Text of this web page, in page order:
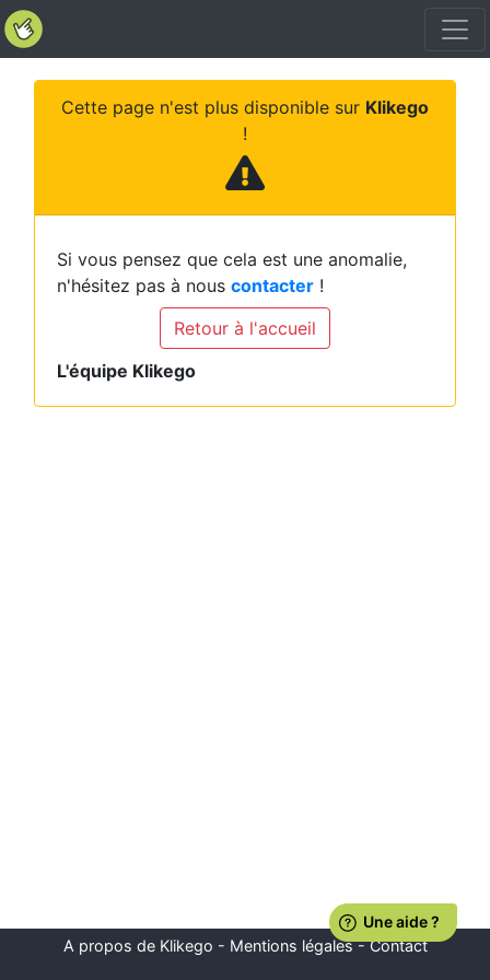
Cette page n'est plus disponible sur Klikego
!
Si vous pensez que cela est une anomalie,
n'hésitez pas à nous contacter !
Retour à l'accueil
L'équipe Klikego
A propos de Klikego - Mentions légales-Contact